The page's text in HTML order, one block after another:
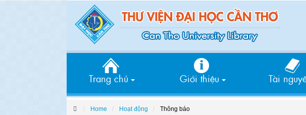
Trang chủ Giới thiệu Tài
Home Hoạt động Thông báo